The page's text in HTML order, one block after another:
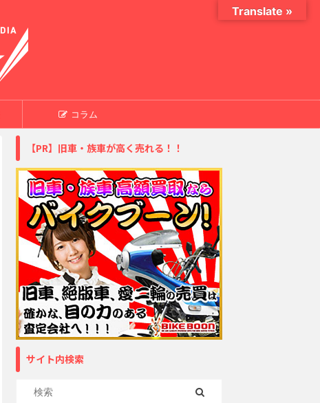
コラム
【PR】旧車・族車が高く売れる！！
サイト内検索
Translate »